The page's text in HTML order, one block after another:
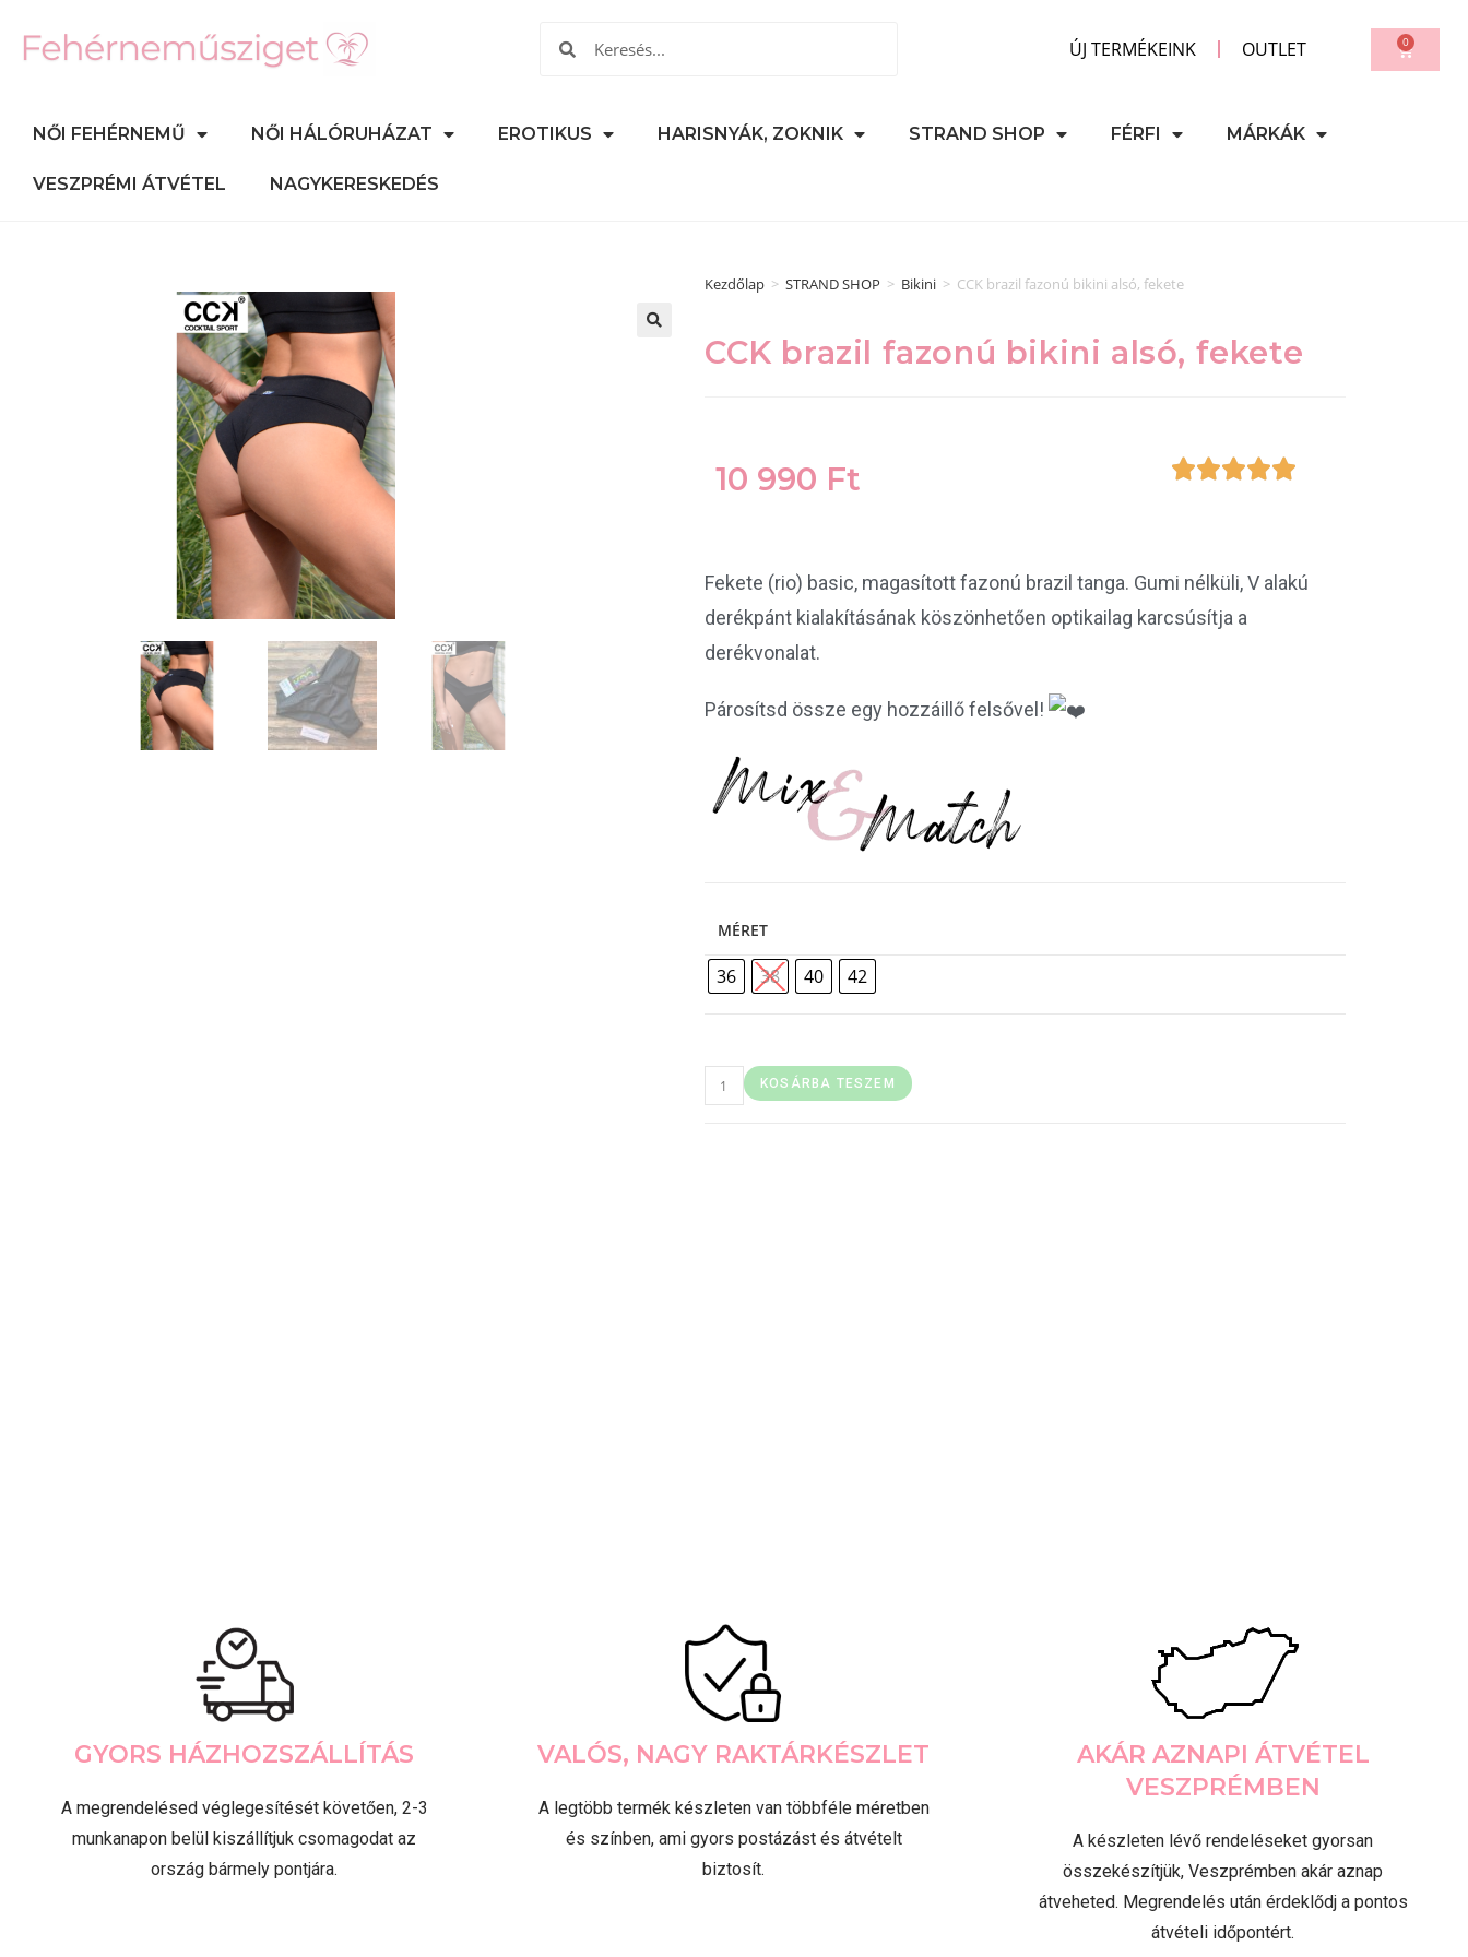
ÚJ TERMÉKEINK OUTLET 0
NŐI FEHÉRNEMŰ NŐI HÁLÓRUHÁZAT EROTIKUS HARISNYÁK, ZOKNIK STRAND SHOP FÉRFI MÁRKÁK
VESZPRÉMI ÁTVÉTEL NAGYKERESKEDÉS
Kezdőlap > STRAND SHOP > Bikini > CCK brazil fazonú bikini alsó, fekete
CCK brazil fazonú bikini alsó, fekete
10 990 Ft 
Fekete (rio) basic, magasított fazonú brazil tanga. Gumi nélküli, V alakú
derékpánt kialakításának köszönhetően optikailag karcsúsítja a
derékvonalat.
Párosítsd össze egy hozzáillő felsővel!
MÉRET
36 38 40 42
KOSÁRBA TESZEM
GYORS HÁZHOZSZÁLLÍTÁS
A megrendelésed véglegesítését követően, 2-3
munkanapon belül kiszállítjuk csomagodat az
ország bármely pontjára.
VALÓS, NAGY RAKTÁRKÉSZLET
A legtöbb termék készleten van többféle méretben
és színben, ami gyors postázást és átvételt
biztosít.
AKÁR AZNAPI ÁTVÉTEL
VESZPRÉMBEN
A készleten lévő rendeléseket gyorsan
összekészítjük, Veszprémben akár aznap
átveheted. Megrendelés után érdeklődj a pontos
átvételi időpontért.